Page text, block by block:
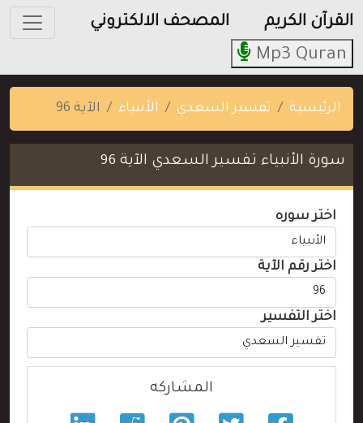
القرآن الكريم المصحف الالكتروني
Mp3 Quran
الرئيسية تفسير السعدي الأنبياء الآية 96
سورة الأنبياء تفسير السعدي الآية 96
اختر سوره
اختر رقم الآية
اختر التفسير
المشاركه